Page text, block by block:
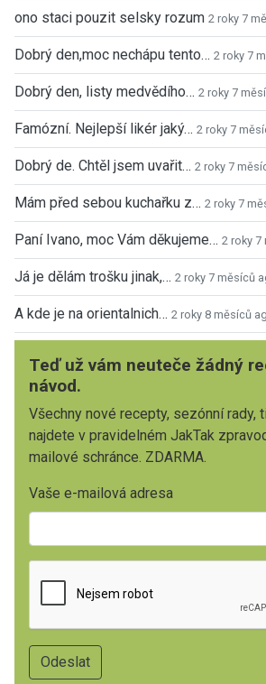
ono staci pouzit selsky rozum 2 roky 7
Dobrý den,moc nechápu tento… 2 roky 7
Dobrý den, listy medvědího… 2 roky 7
Famózní. Nejlepší likér jaký… 2 roky 7
Dobrý de. Chtěl jsem uvařit… 2 roky 7
Mám před sebou kuchařku z… 2 roky 7
Paní Ivano, moc Vám děkujeme… 2 roky 7
Já je dělám trošku jinak,… 2 roky 7 měsíců
A kde je na orientalnich… 2 roky 8 měsíců
Teď už vám neuteče žádný
návod.
Všechny nové recepty, sezónní rady,
najdete v pravidelném JakTak
mailové schránce. ZDARMA.
Vaše e-mailová adresa